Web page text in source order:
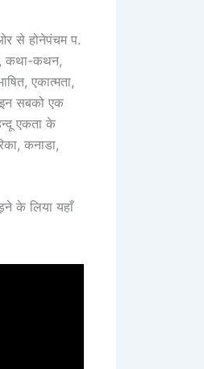
से होनेपंचम प.
कथा-कथन,
एकात्मता,
सबको एक
एकता के
कनाडा,
के लिया यहाँ